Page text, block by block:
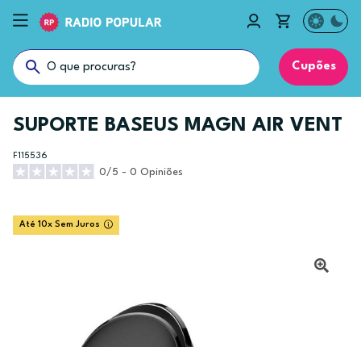
Cupões
SUPORTE BASEUS MAGN AIR VENT
F115536
0/5 - 0 Opiniões
Até 10x Sem Juros